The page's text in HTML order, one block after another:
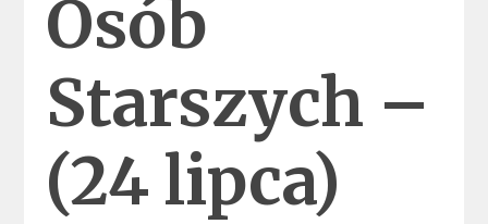
Osób
Starszych –
(24 lipca)